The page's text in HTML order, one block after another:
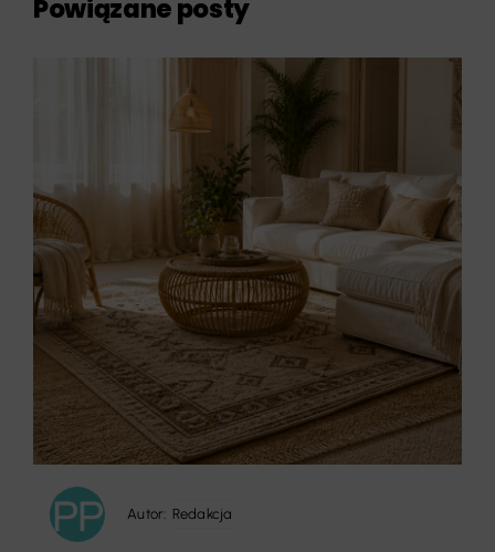
Powiązane posty
Autor: Redakcja